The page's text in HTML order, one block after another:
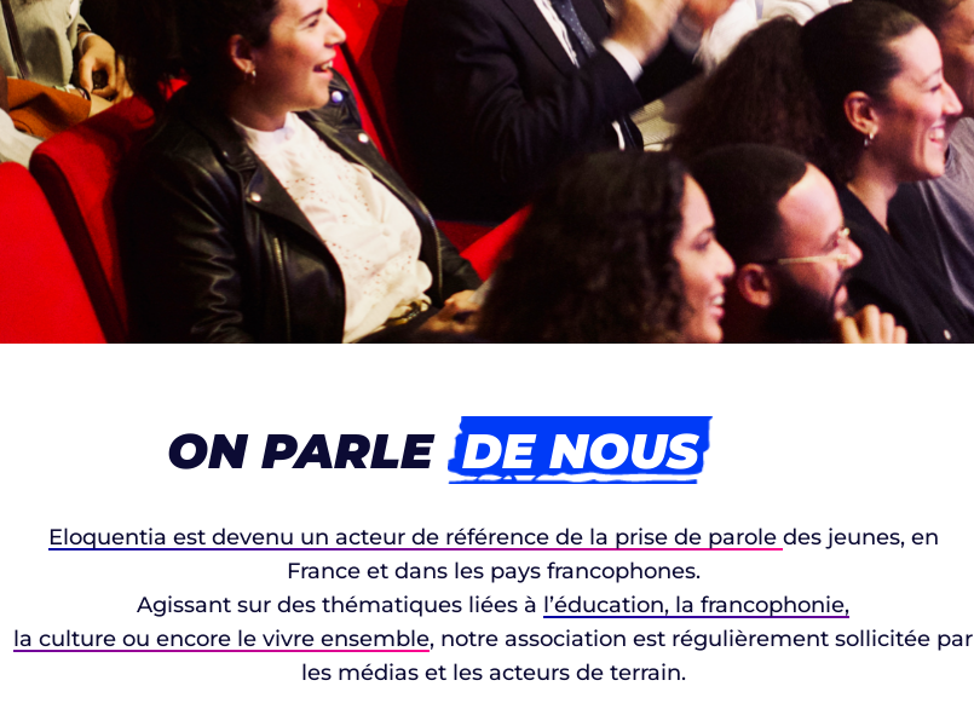
ON PARLE DE NOUS
Eloquentia est devenu un acteur de référence de la prise de parole des jeunes, en
France et dans les pays francophones.
Agissant sur des thématiques liées à l’éducation, la francophonie,
la culture ou encore le vivre ensemble, notre association est régulièrement sollicitée par
les médias et les acteurs de terrain.